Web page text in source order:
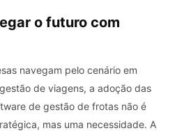
o futuro com
navegam pelo cenário em
de viagens, a adoção das
de gestão de frotas não é
mas uma necessidade. A